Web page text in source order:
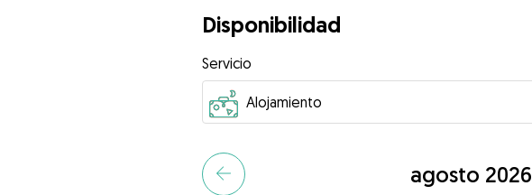
Disponibilidad
Servicio
agosto 2026